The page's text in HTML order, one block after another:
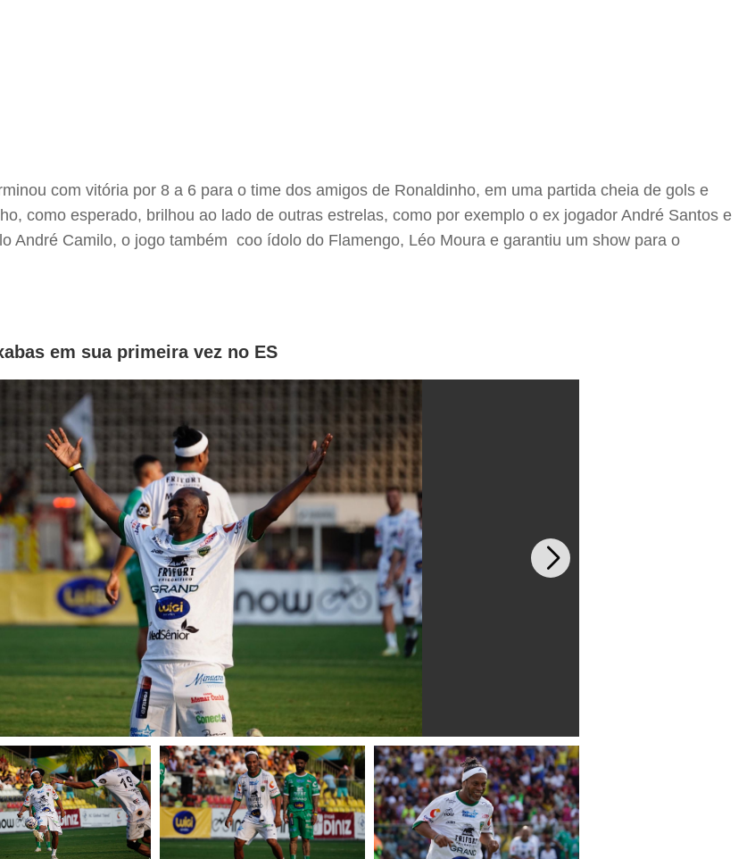
com vitória por 8 a 6 para o time dos amigos de Ronaldinho, em uma partida cheia de gols e
como esperado, brilhou ao lado de outras estrelas, como por exemplo o ex jogador André Santos e
André Camilo, o jogo também coo ídolo do Flamengo, Léo Moura e garantiu um show para o
em sua primeira vez no ES